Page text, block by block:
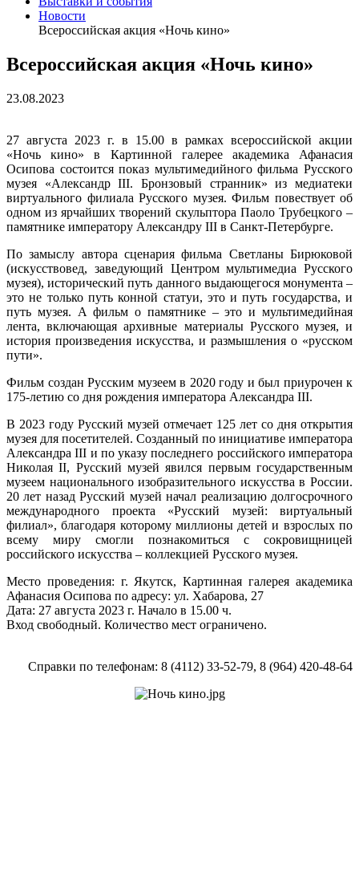
Новости
Всероссийская акция «Ночь кино»
Всероссийская акция «Ночь кино»
23.08.2023
27 августа 2023 г. в 15.00 в рамках всероссийской акции
«Ночь кино» в Картинной галерее академика Афанасия
Осипова состоится показ мультимедийного фильма Русского
музея «Александр III. Бронзовый странник» из медиатеки
виртуального филиала Русского музея. Фильм повествует об
одном из ярчайших творений скульптора Паоло Трубецкого –
памятнике императору Александру III в Санкт-Петербурге.
По замыслу автора сценария фильма Светланы Бирюковой
(искусствовед, заведующий Центром мультимедиа Русского
музея), исторический путь данного выдающегося монумента –
это не только путь конной статуи, это и путь государства, и
путь музея. А фильм о памятнике – это и мультимедийная
лента, включающая архивные материалы Русского музея, и
история произведения искусства, и размышления о «русском
пути».
Фильм создан Русским музеем в 2020 году и был приурочен к
175-летию со дня рождения императора Александра III.
В 2023 году Русский музей отмечает 125 лет со дня открытия
музея для посетителей. Созданный по инициативе императора
Александра III и по указу последнего российского императора
Николая II, Русский музей явился первым государственным
музеем национального изобразительного искусства в России.
20 лет назад Русский музей начал реализацию долгосрочного
международного проекта «Русский музей: виртуальный
филиал», благодаря которому миллионы детей и взрослых по
всему миру смогли познакомиться с сокровищницей
российского искусства – коллекцией Русского музея.
Место проведения: г. Якутск, Картинная галерея академика
Афанасия Осипова по адресу: ул. Хабарова, 27
Дата: 27 августа 2023 г. Начало в 15.00 ч.
Вход свободный. Количество мест ограничено.
Справки по телефонам: 8 (4112) 33-52-79, 8 (964) 420-48-64